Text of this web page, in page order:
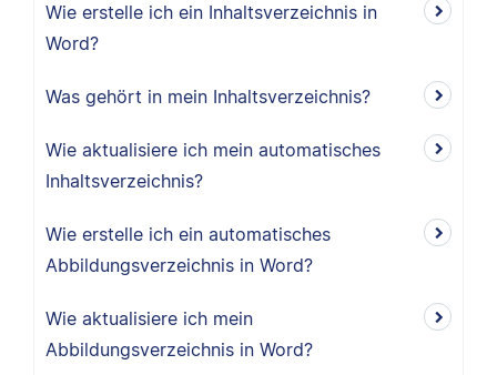
Wie erstelle ich ein Inhaltsverzeichnis in
Word?
Was gehört in mein Inhaltsverzeichnis?
Wie aktualisiere ich mein automatisches
Inhaltsverzeichnis?
Wie erstelle ich ein automatisches
Abbildungsverzeichnis in Word?
Wie aktualisiere ich mein
Abbildungsverzeichnis in Word?